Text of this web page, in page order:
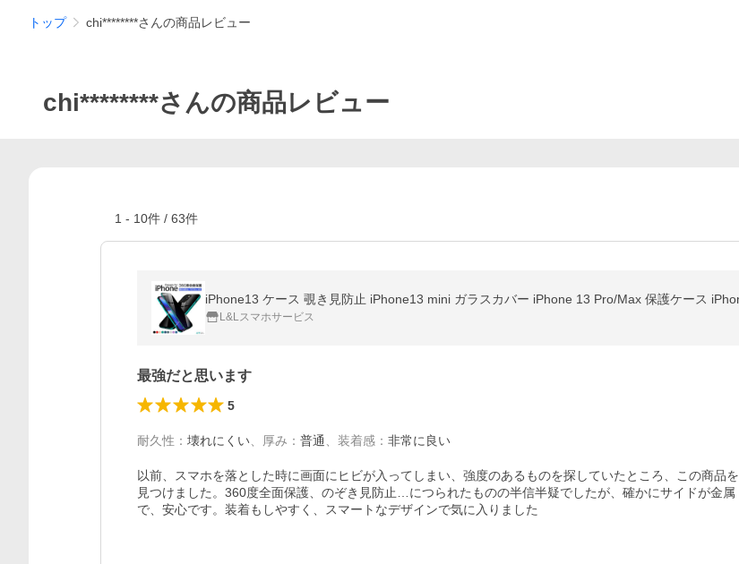
トップ chi********さんの商品レビュー
chi********さんの商品レビュー
1 - 10件 / 63件
L&Lスマホサービス
最強だと思います
5
耐久性 ： 壊れにくい 厚み ： 普通 装着感 ： 非常に良い
以前、スマホを落とした時に画面にヒビが入ってしまい、強度のあるものを探していたところ、この商品を
見つけました。360度全面保護、のぞき見防止…につられたものの半信半疑でしたが、確かにサイドが金属
で、安心です。装着もしやすく、スマートなデザインで気に入りました